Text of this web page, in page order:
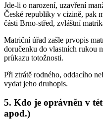
Jde-li o narození, uzavření
České republiky v cizině, pak
části Brno-střed, zvláštní
Matriční úřad zašle prvopis
doručenku do vlastních rukou
průkazu totožnosti.
Při ztrátě rodného, oddacího
vydat jeho druhopis.
5. Kdo je oprávněn v
apod.)